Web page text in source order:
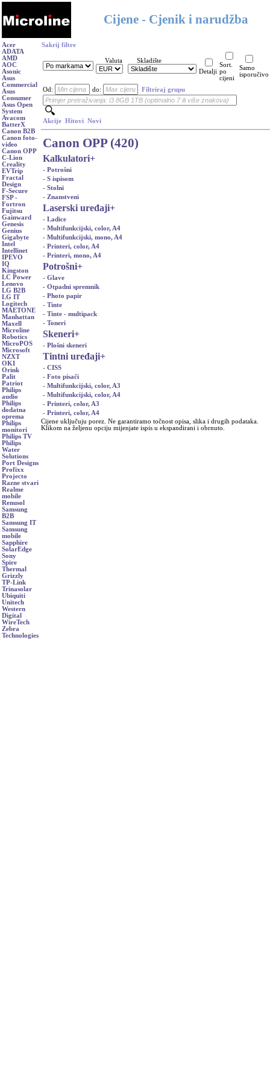
Cijene - Cjenik i narudžba
Acer
ADATA
AMD
AOC
Asonic
Asus
Commercial
Asus
Consumer
Asus Open
System
Avacom
BatterX
Canon B2B
Canon foto-
video
Canon OPP
C-Lion
Creality
EVTrip
Fractal
Design
F-Secure
FSP -
Fortron
Fujitsu
Gainward
Genesis
Genius
Gigabyte
Intel
Intellinet
IPEVO
IQ
Kingston
LC Power
Lenovo
LG B2B
LG IT
Logitech
MAETONE
Manhattan
Maxell
Microline
Robotics
MicroPOS
Microsoft
NZXT
OKI
Orink
Palit
Patriot
Philips
audio
Philips
dodatna
oprema
Philips
monitori
Philips TV
Philips
Water
Solutions
Port Designs
Profixx
Projecto
Razne stvari
Realme
mobile
Renusol
Samsung
B2B
Samsung IT
Samsung
mobile
Sapphire
SolarEdge
Sony
Spire
Thermal
Grizzly
TP-Link
Trinasolar
Ubiquiti
Unitech
Western
Digital
WireTech
Zebra
Technologies
Sakrij filtre
Valuta
Skladište
Detalji
Sort.
po
cijeni
Samo
isporučivo
Od: do: Filtriraj grupu
Akcije Hitovi Novi
Canon OPP (420)
Kalkulatori+
- Potrošni
- S ispisom
- Stolni
- Znanstveni
Laserski uređaji+
- Ladice
- Multifunkcijski, color, A4
- Multifunkcijski, mono, A4
- Printeri, color, A4
- Printeri, mono, A4
Potrošni+
- Glave
- Otpadni spremnik
- Photo papir
- Tinte
- Tinte - multipack
- Toneri
Skeneri+
- Plošni skeneri
Tintni uređaji+
- CISS
- Foto pisači
- Multifunkcijski, color, A3
- Multifunkcijski, color, A4
- Printeri, color, A3
- Printeri, color, A4
Cijene uključuju porez. Ne garantiramo točnost opisa, slika i drugih podataka.
Klikom na željenu opciju mijenjate ispis u ekspandirani i obrnuto.